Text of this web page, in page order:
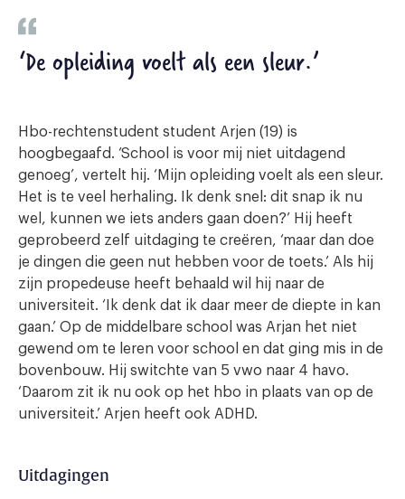
‘De opleiding voelt als een sleur.’
Hbo-rechtenstudent student Arjen (19) is
hoogbegaafd. ‘School is voor mij niet uitdagend
genoeg’, vertelt hij. ‘Mijn opleiding voelt als een sleur.
Het is te veel herhaling. Ik denk snel: dit snap ik nu
wel, kunnen we iets anders gaan doen?’ Hij heeft
geprobeerd zelf uitdaging te creëren, ‘maar dan doe
je dingen die geen nut hebben voor de toets.’ Als hij
zijn propedeuse heeft behaald wil hij naar de
universiteit. ‘Ik denk dat ik daar meer de diepte in kan
gaan.’ Op de middelbare school was Arjan het niet
gewend om te leren voor school en dat ging mis in de
bovenbouw. Hij switchte van 5 vwo naar 4 havo.
‘Daarom zit ik nu ook op het hbo in plaats van op de
universiteit.’ Arjen heeft ook ADHD.
Uitdagingen